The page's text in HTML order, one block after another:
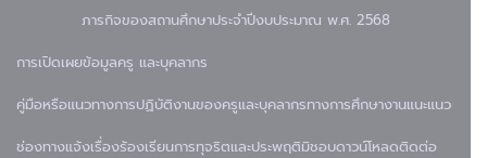
ภารกิจของสถานศึกษาประจำปีงบประมาณ พ.ศ. 2568
การเปิดเผยข้อมูลครู และบุคลากร
คู่มือหรือแนวทางการปฏิบัติงานของครูและบุคลากรทางการศึกษางานแนะแนว
ช่องทางแจ้งเรื่องร้องเรียนการทุจริตและประพฤติมิชอบดาวน์โหลดติดต่อ